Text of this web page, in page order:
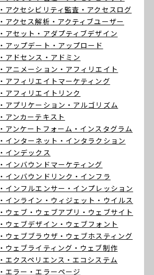
・アクセシビリティ監査 ・アクセスログ
・アクセス解析 ・アクティブユーザー
・アセット ・アダプティブデザイン
・アップデート ・アップロード
・アドセンス ・アドミン
・アニメーション ・アフィリエイト
・アフィリエイトマーケティング
・アフィリエイトリンク
・アプリケーション ・アルゴリズム
・アンカーテキスト
・アンケートフォーム ・インスタグラム
・インターネット ・インタラクション
・インデックス
・インバウンドマーケティング
・インバウンドリンク ・インフラ
・インフルエンサー ・インプレッション
・インライン ・ウィジェット ・ウイルス
・ウェブ ・ウェブアプリ ・ウェブサイト
・ウェブデザイン ・ウェブフォント
・ウェブブラウザ ・ウェブホスティング
・ウェブライティング ・ウェブ制作
・エクスペリエンス ・エコシステム
・エラー ・エラーページ